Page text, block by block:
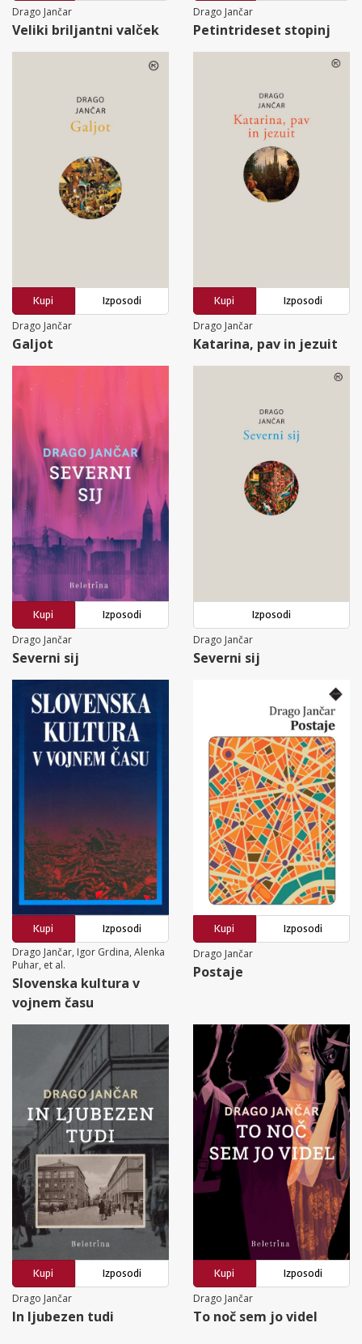
Drago Jančar
Veliki briljantni valček
Drago Jančar
Petintrideset stopinj
Kupi
Izposodi
Drago Jančar
Galjot
Kupi
Izposodi
Drago Jančar
Katarina, pav in jezuit
Kupi
Izposodi
Drago Jančar
Severni sij
Izposodi
Drago Jančar
Severni sij
Kupi
Izposodi
Drago Jančar, Igor Grdina, Alenka
Puhar, et al.
Slovenska kultura v
vojnem času
Kupi
Izposodi
Drago Jančar
Postaje
Kupi
Izposodi
Drago Jančar
In ljubezen tudi
Kupi
Izposodi
Drago Jančar
To noč sem jo videl